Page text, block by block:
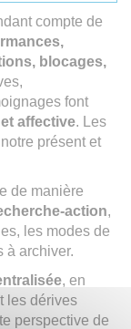
compte de
blocages,
font
affective. Les
présent et
de manière
action,
les modes de
à archiver.
, en
les dérives
perspective de